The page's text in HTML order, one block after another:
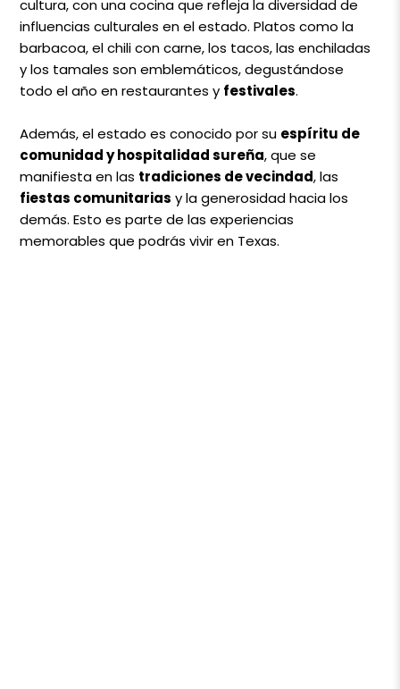
cultura, con una cocina que refleja la diversidad de
influencias culturales en el estado. Platos como la
barbacoa, el chili con carne, los tacos, las enchiladas
y los tamales son emblemáticos, degustándose
todo el año en restaurantes y festivales.
Además, el estado es conocido por su espíritu de
comunidad y hospitalidad sureña, que se
manifiesta en las tradiciones de vecindad, las
fiestas comunitarias y la generosidad hacia los
demás. Esto es parte de las experiencias
memorables que podrás vivir en Texas.